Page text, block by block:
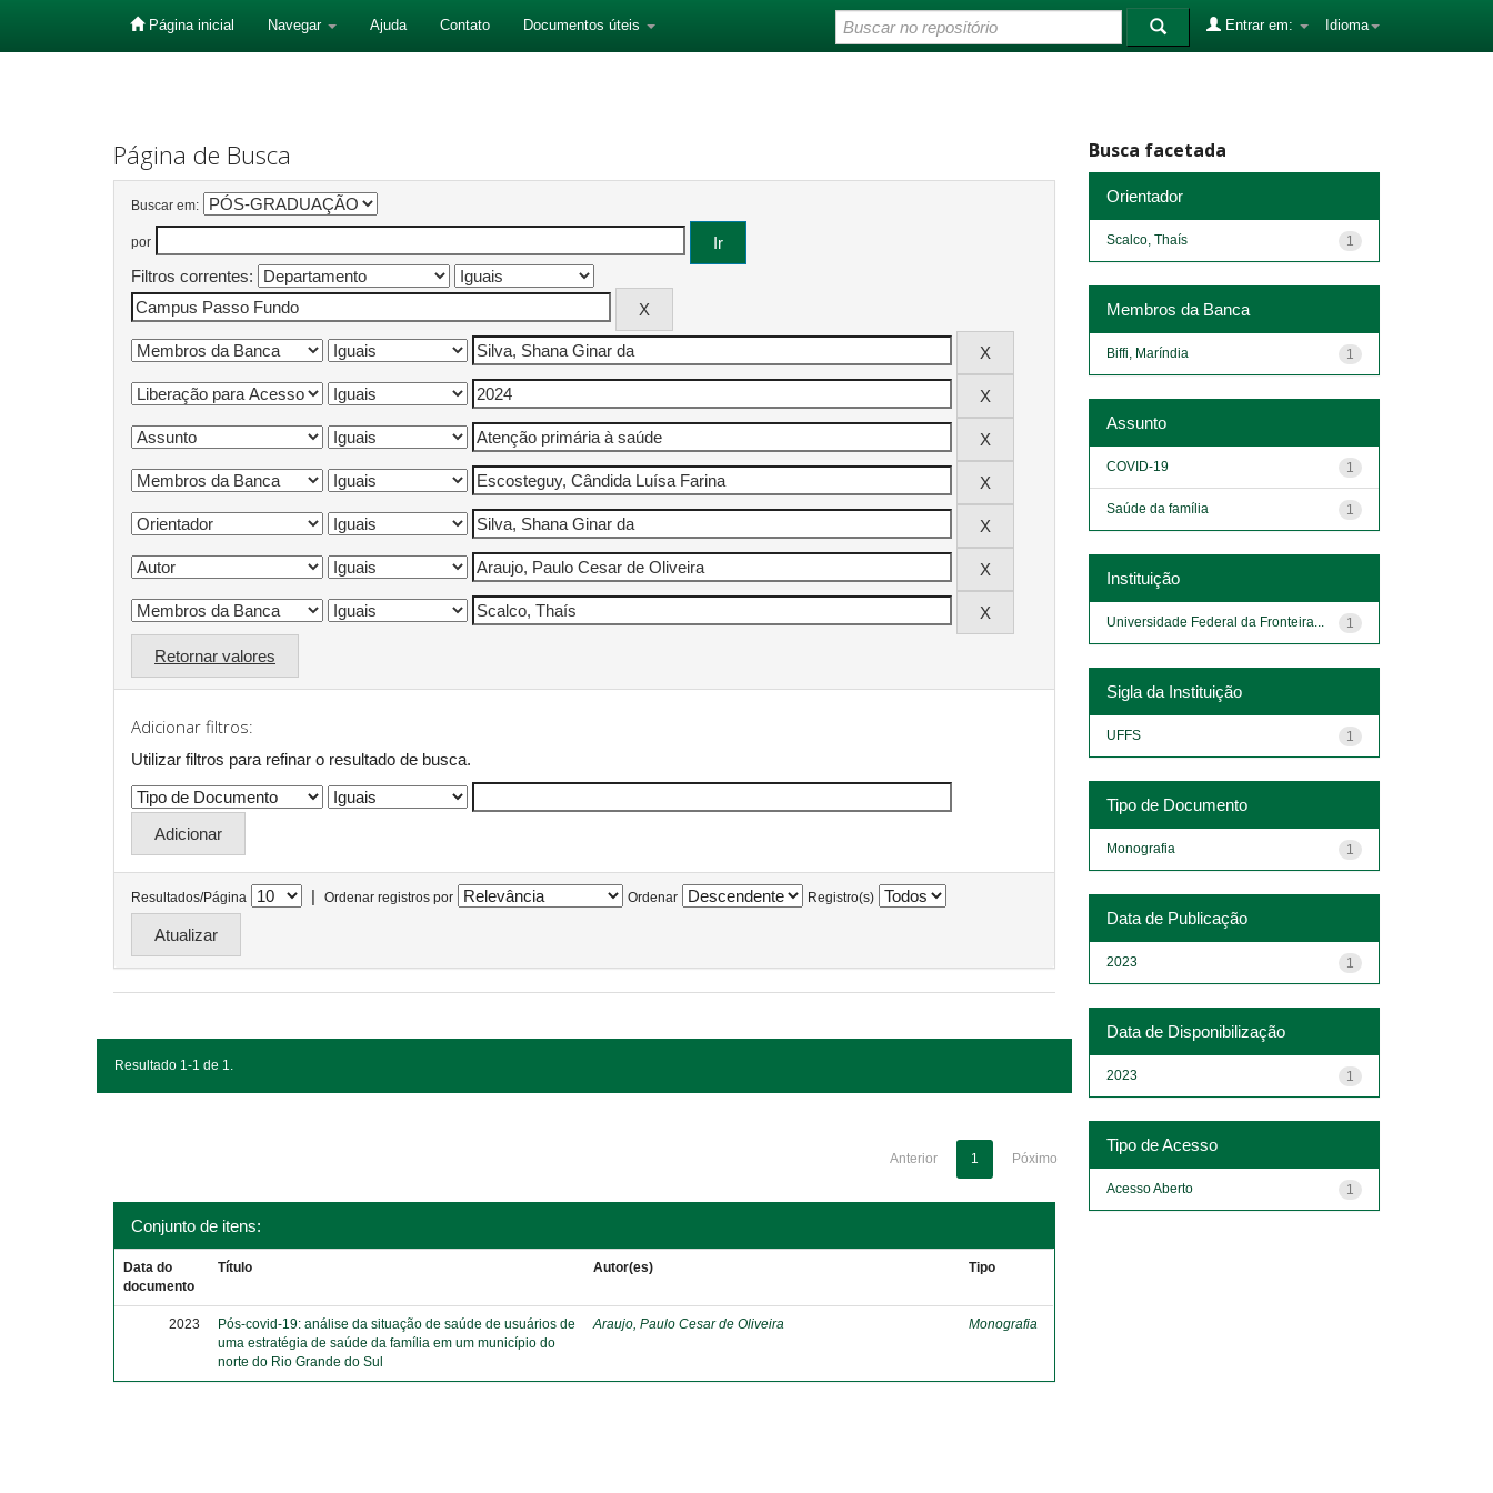
Página inicial Navegar Ajuda Contato Documentos úteis Idioma
Entrar em:
Página de Busca
Buscar em:
por
Filtros correntes:
Retornar valores
Adicionar filtros:
Utilizar filtros para refinar o resultado de busca.
Resultados/Página | Ordenar registros por Ordenar Registro(s)
Resultado 1-1 de 1.
Anterior 1 Póximo
Conjunto de itens:
Data do
documento
Título Autor(es) Tipo
2023
Pós-covid-19: análise da situação de saúde de usuários de
uma estratégia de saúde da família em um município do
norte do Rio Grande do Sul
Araujo, Paulo Cesar de Oliveira Monografia
Busca facetada
Orientador
1
Scalco, Thaís
Membros da Banca
1
Biffi, Maríndia
Assunto
1
COVID-19
1
Saúde da família
Instituição
1
Universidade Federal da Fronteira...
Sigla da Instituição
1
UFFS
Tipo de Documento
1
Monografia
Data de Publicação
1
2023
Data de Disponibilização
1
2023
Tipo de Acesso
1
Acesso Aberto